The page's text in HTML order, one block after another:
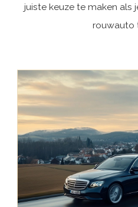
begrafenis precies zo
de overledene of de familie
juiste keuze te maken als
rouwauto